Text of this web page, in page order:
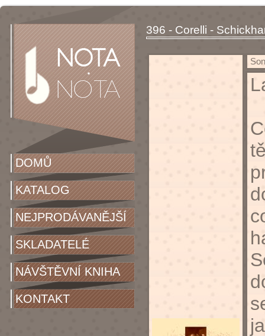
DOMŮ
KATALOG
NEJPRODÁVANĚJŠÍ
SKLADATELÉ
NÁVŠTĚVNÍ KNIHA
KONTAKT
396 - Corelli -